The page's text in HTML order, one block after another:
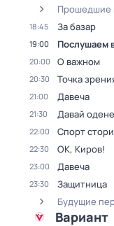
Прошедшие
18:45 За базар
19:00 Послушаем
20:00 О важном
20:30 Точка
21:00 Давеча
21:30 Давай
22:00 Спорт
22:30 ОК, Киров!
23:00 Давеча
23:30
Защитница
Будущие
Вариант